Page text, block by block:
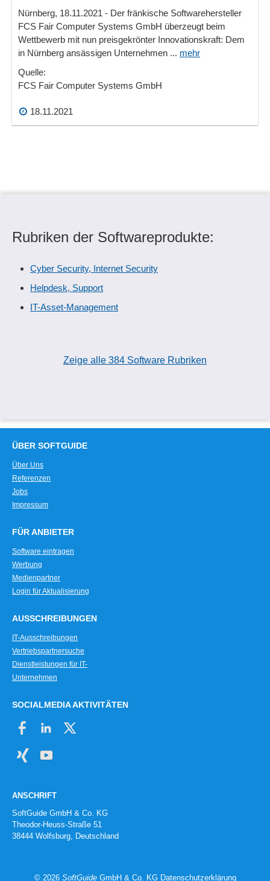
Nürnberg, 18.11.2021 - Der fränkische Softwarehersteller
FCS Fair Computer Systems GmbH überzeugt beim
Wettbewerb mit nun preisgekrönter Innovationskraft: Dem
in Nürnberg ansässigen Unternehmen ... mehr
Quelle:
FCS Fair Computer Systems GmbH
18.11.2021
Rubriken der Softwareprodukte:
Cyber Security, Internet Security
Helpdesk, Support
IT-Asset-Management
Zeige alle 384 Software Rubriken
ÜBER SOFTGUIDE
Über Uns
Referenzen
Jobs
Impressum
FÜR ANBIETER
Software eintragen
Werbung
Medienpartner
Login für Aktualisierung
AUSSCHREIBUNGEN
IT-Ausschreibungen
Vertriebspartnersuche
Dienstleistungen für IT-
Unternehmen
SOCIALMEDIA AKTIVITÄTEN
ANSCHRIFT
SoftGuide GmbH & Co. KG
Theodor-Heuss-Straße 51
38444 Wolfsburg, Deutschland
© 2026 SoftGuideGmbH & Co. KG Datenschutzerklärung